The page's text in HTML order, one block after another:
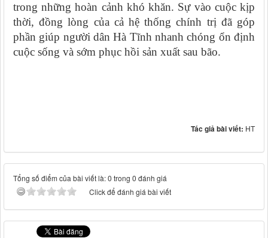
trong những hoàn cảnh khó khăn. Sự vào cuộc kịp
thời, đồng lòng của cả hệ thống chính trị đã góp
phần giúp người dân Hà Tĩnh nhanh chóng ổn định
cuộc sống và sớm phục hồi sản xuất sau bão.
Tác giả bài viết: HT
Tổng số điểm của bài viết là: 0 trong 0 đánh giá
Click để đánh giá bài viết